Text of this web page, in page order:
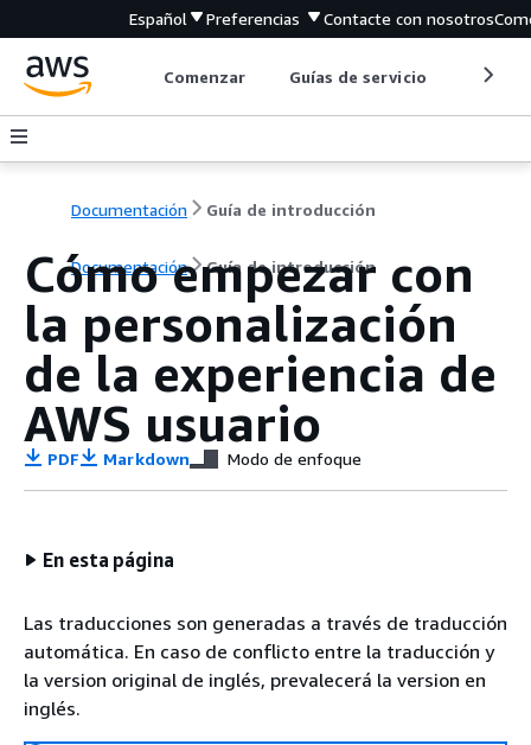
Español Preferencias Contacte con nosotros
Comenzar Guías de servicio
Documentación Guía de introducción
Documentación Guía de introducción
Cómo empezar con
la personalización
de la experiencia de
AWS usuario
PDF Markdown Modo de enfoque
En esta página
Las traducciones son generadas a través de traducción
automática. En caso de conflicto entre la traducción y
la version original de inglés, prevalecerá la version en
inglés.